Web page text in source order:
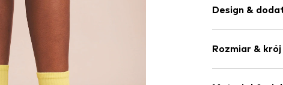
Design &
Imitacja skóry
Zaokrąglony
Profil
Rozmiar & krój